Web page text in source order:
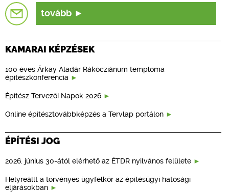
tovább
KAMARAI KÉPZÉSEK
100 éves Árkay Aladár Rákócziánum temploma
építészkonferencia
Építész Tervezői Napok 2026
Online építésztovábbképzés a Tervlap portálon
ÉPÍTÉSI JOG
2026. június 30-ától elérhető az ÉTDR nyilvános felülete
Helyreállt a törvényes ügyfélkör az építésügyi hatósági
eljárásokban